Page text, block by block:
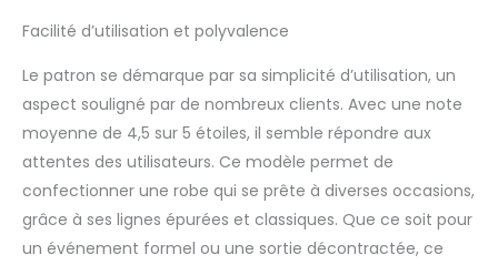
Facilité d’utilisation et polyvalence
Le patron se démarque par sa simplicité d’utilisation, un
aspect souligné par de nombreux clients. Avec une note
moyenne de 4,5 sur 5 étoiles, il semble répondre aux
attentes des utilisateurs. Ce modèle permet de
confectionner une robe qui se prête à diverses occasions,
grâce à ses lignes épurées et classiques. Que ce soit pour
un événement formel ou une sortie décontractée, ce